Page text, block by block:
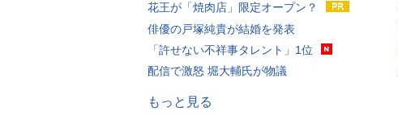
花王が「焼肉店」限定オープン？
俳優の戸塚純貴が結婚を発表
「許せない不祥事タレント」1位
配信で激怒 堀大輔氏が物議
もっと見る